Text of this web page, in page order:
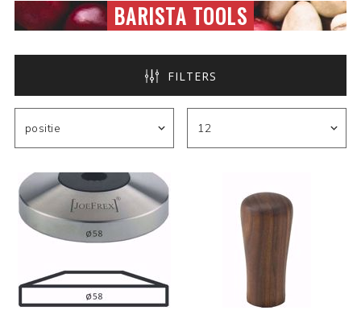
BARISTA TOOLS
FILTERS